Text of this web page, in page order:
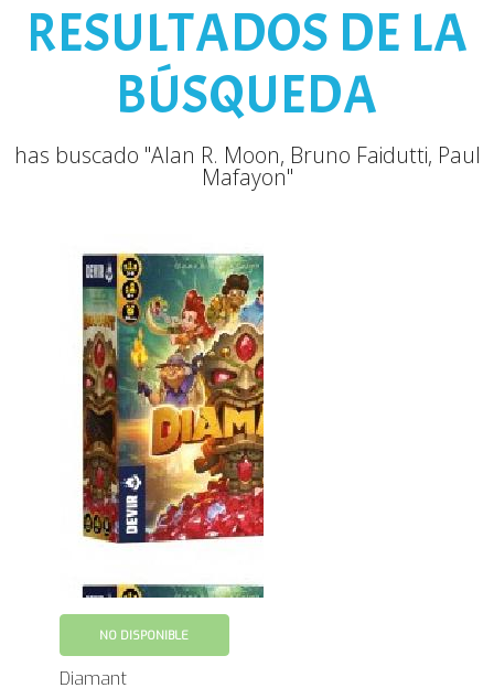
RESULTADOS DE LA
BÚSQUEDA
has buscado "Alan R. Moon, Bruno Faidutti, Paul
Mafayon"
NO DISPONIBLE
Diamant